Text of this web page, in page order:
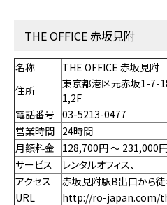
THE OFFICE 赤坂見附
名称
THE OFFICE 赤坂見附
住所
東京都港区元赤坂1-7-
1,2F
電話番号 03-5213-0477
営業時間 24時間
月額料金
128,700円 〜 231,000
サービス
レンタルオフィス、
アクセス
赤坂見附駅B出口から
URL
http://ro-japan.com/